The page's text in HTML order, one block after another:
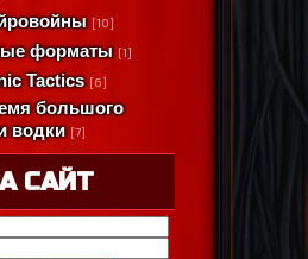
[10]
форматы [1]
Tactics [6]
большого
водки [7]
САЙТ